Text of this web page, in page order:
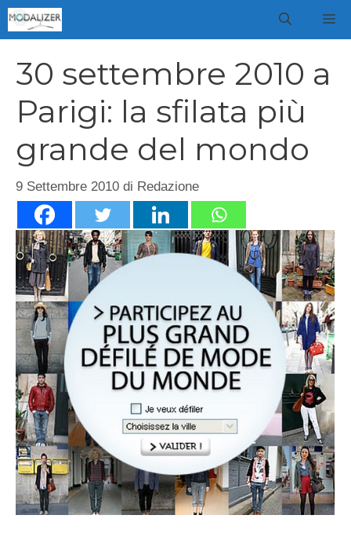
Vai
al
30 settembre 2010 a
Parigi: la sfilata più
grande del mondo
9 Settembre 2010 di Redazione